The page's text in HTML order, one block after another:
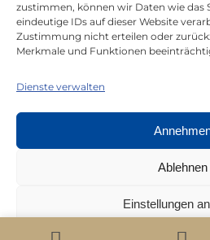
zustimmen, können wir Daten wie das
eindeutige IDs auf dieser Website
Zustimmung nicht erteilen oder
Merkmale und Funktionen
Dienste verwalten
Ablehnen
Einstellungen
All rights reserved © Juerg
Datenschutz|